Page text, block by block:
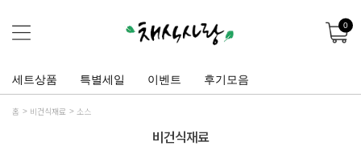
0
세트상품 특별세일 이벤트 후기모음
홈 비건식재료 소스
비건식재료